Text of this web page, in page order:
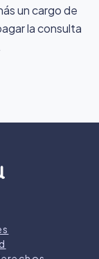
un cargo de
la consulta